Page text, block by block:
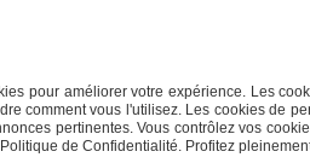
Accueil Animation des
pour améliorer votre expérience. Les
comment vous l'utilisez. Les cookies de
pertinentes. Vous contrôlez vos
de Confidentialité. Profitez